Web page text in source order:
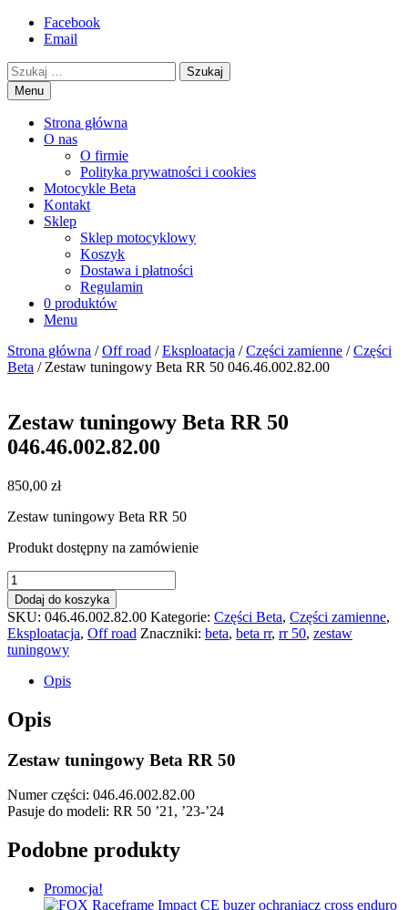
Przejdź
motorex
akcesoria motocyklowe
Facebook
Email
Szukaj
Menu
Strona główna
O nas
O firmie
Polityka prywatności i cookies
Motocykle Beta
Kontakt
Sklep
Sklep motocyklowy
Koszyk
Dostawa i płatności
Regulamin
0 produktów
Menu
Strona główna /Off road /Eksploatacja /Części zamienne /Części
Beta / Zestaw tuningowy Beta RR 50 046.46.002.82.00
Zestaw tuningowy Beta RR 50
046.46.002.82.00
850,00 zł
Zestaw tuningowy Beta RR 50
Produkt dostępny na zamówienie
ilość
Zestaw
tuningowy
Beta
RR
50
046.46.002.82.00
Dodaj do koszyka
SKU: 046.46.002.82.00 Kategorie: Części Beta, Części zamienne,
Eksploatacja, Off road Znaczniki: beta, beta rr, rr 50, zestaw
tuningowy
Opis
Opis
Zestaw tuningowy Beta RR 50
Numer części: 046.46.002.82.00
Pasuje do modeli: RR 50 ’21, ’23-’24
Podobne produkty
Promocja!